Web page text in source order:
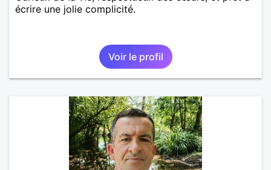
écrire une jolie complicité.
Voir le profil